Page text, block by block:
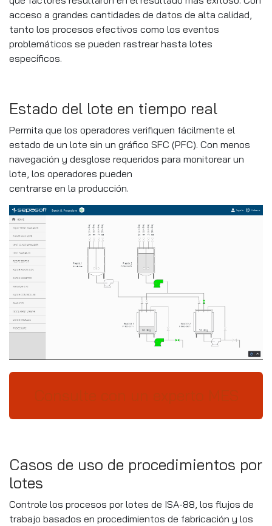
acceso a grandes cantidades de datos de alta calidad,
tanto los procesos efectivos como los eventos
problemáticos se pueden rastrear hasta lotes
específicos.
Estado del lote en tiempo real
Permita que los operadores verifiquen fácilmente el
estado de un lote sin un gráfico SFC (PFC). Con menos
navegación y desglose requeridos para monitorear un
lote, los operadores pueden
centrarse en la producción.
Casos de uso de procedimientos por
lotes
Controle los procesos por lotes de ISA-88, los flujos de
trabajo basados ​​en procedimientos de fabricación y los